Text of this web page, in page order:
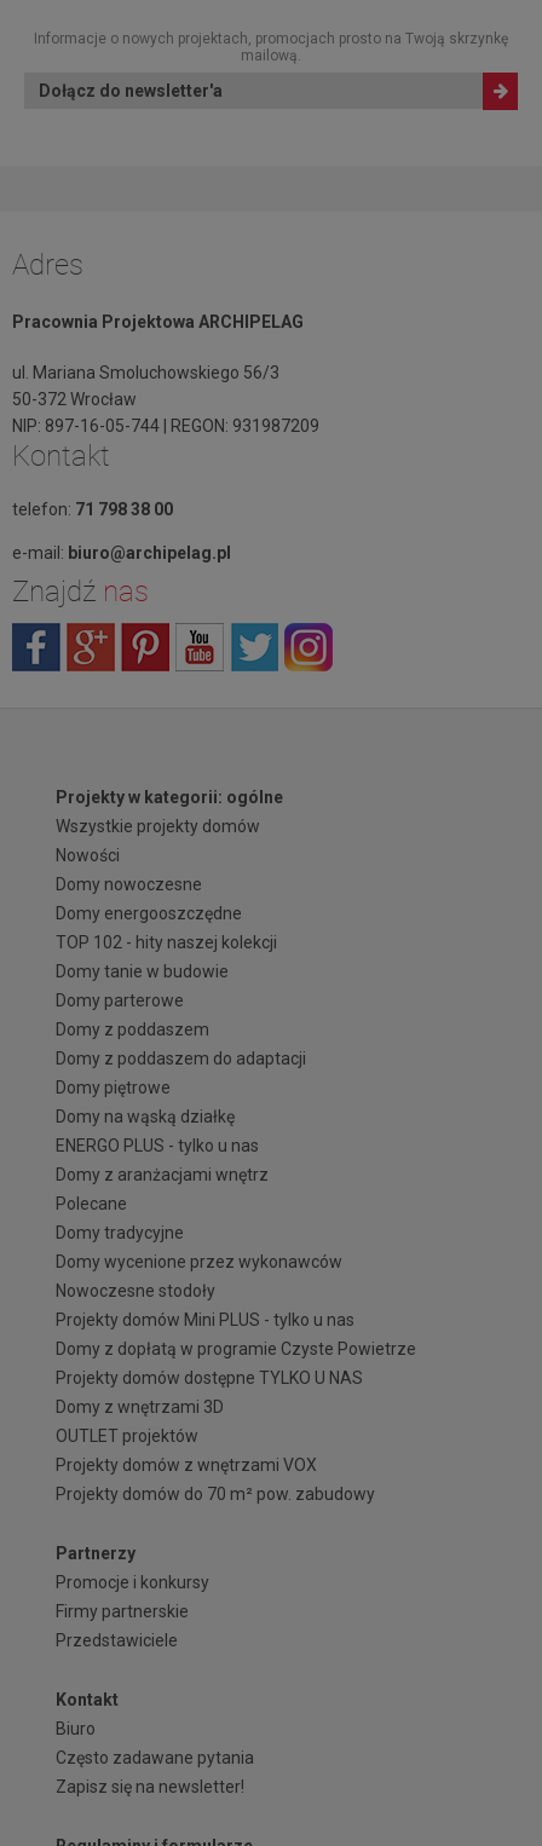
Informacje o nowych projektach, promocjach prosto na Twoją skrzynkę
mailową.
Dołącz do newsletter'a
Adres
Pracownia Projektowa ARCHIPELAG
ul. Mariana Smoluchowskiego 56/3
50-372 Wrocław
NIP: 897-16-05-744 | REGON: 931987209
Kontakt
telefon: 71 798 38 00
e-mail: biuro@archipelag.pl
Znajdź nas
Projekty w kategorii: ogólne
Wszystkie projekty domów
Nowości
Domy nowoczesne
Domy energooszczędne
TOP 102 - hity naszej kolekcji
Domy tanie w budowie
Domy parterowe
Domy z poddaszem
Domy z poddaszem do adaptacji
Domy piętrowe
Domy na wąską działkę
ENERGO PLUS - tylko u nas
Domy z aranżacjami wnętrz
Polecane
Domy tradycyjne
Domy wycenione przez wykonawców
Nowoczesne stodoły
Projekty domów Mini PLUS - tylko u nas
Domy z dopłatą w programie Czyste Powietrze
Projekty domów dostępne TYLKO U NAS
Domy z wnętrzami 3D
OUTLET projektów
Projekty domów z wnętrzami VOX
Projekty domów do 70 m² pow. zabudowy
Partnerzy
Promocje i konkursy
Firmy partnerskie
Przedstawiciele
Kontakt
Biuro
Często zadawane pytania
Zapisz się na newsletter!